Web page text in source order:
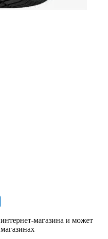
магазина и может